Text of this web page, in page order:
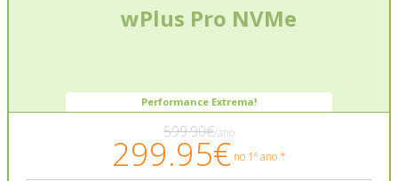
wPlus Pro NVMe
Performance Extrema!
599.90€/ano
299.95€ no 1º ano *